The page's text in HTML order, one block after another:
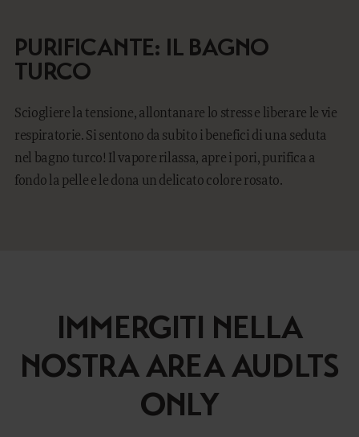
PURIFICANTE: IL BAGNO
TURCO
Sciogliere la tensione, allontanare lo stress e liberare le vie
respiratorie. Si sentono da subito i benefici di una seduta
nel bagno turco! Il vapore rilassa, apre i pori, purifica a
fondo la pelle e le dona un delicato colore rosato.
IMMERGITI NELLA
NOSTRA AREA AUDLTS
ONLY